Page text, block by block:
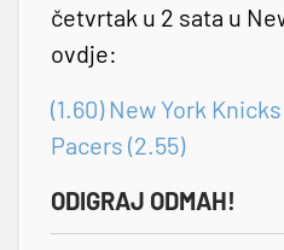
četvrtak u 2 sata u
ovdje:
(1.60) New York
Pacers (2.55)
ODIGRAJ ODMAH!